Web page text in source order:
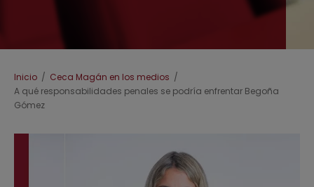
Ruta de navegación
Inicio
Ceca Magán en los medios
A qué responsabilidades penales se podría enfrentar Begoña
Gómez